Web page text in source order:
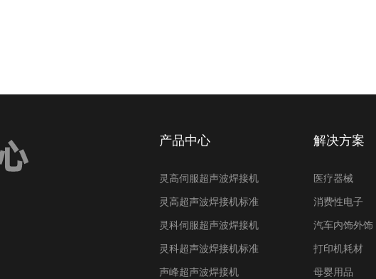
产品中心
灵高伺服超声波焊接机
灵高超声波焊接机标准
灵科伺服超声波焊接机
灵科超声波焊接机标准
声峰超声波焊接机
解决方案
医疗器械
消费性电子
汽车内饰外饰
打印机耗材
母婴用品